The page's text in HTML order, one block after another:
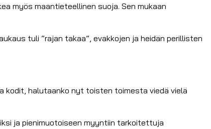
myös maantieteellinen suoja. Sen mukaan
tuli ”rajan takaa”, evakkojen ja heidän perillisten
kodit, halutaanko nyt toisten toimesta viedä vielä
ja pienimuotoiseen myyntiin tarkoitettuja